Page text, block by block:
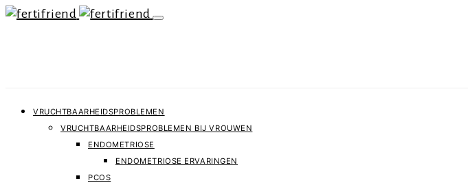
VRUCHTBAARHEIDSPROBLEMEN
VRUCHTBAARHEIDSPROBLEMEN BIJ VROUWEN
ENDOMETRIOSE
ENDOMETRIOSE ERVARINGEN
PCOS